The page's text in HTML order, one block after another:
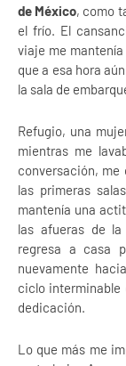
de México, como
el frío. El
viaje me
que a esa hora
la sala de
Refugio, una
mientras me
conversación,
las primeras
mantenía una
las afueras de
regresa a casa
nuevamente
ciclo interminable
dedicación.
Lo que más me